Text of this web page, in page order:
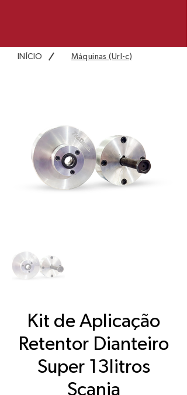
INÍCIO / Máquinas (Url-c)
Kit de Aplicação
Retentor Dianteiro
Super 13litros
Scania